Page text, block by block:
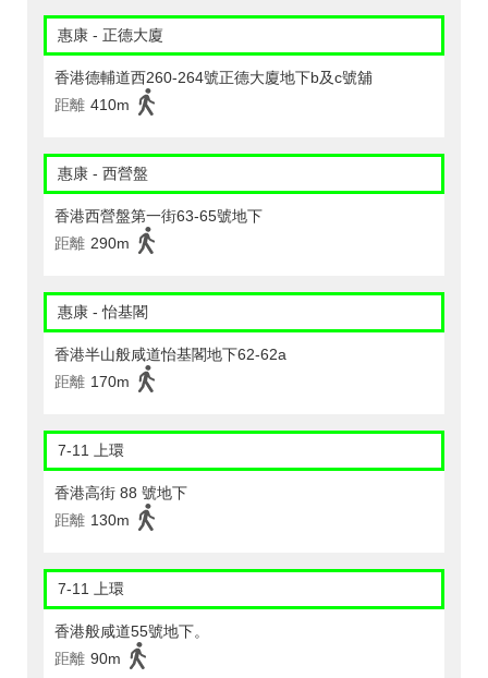
惠康 - 正德大廈
香港德輔道西260-264號正德大廈地下b及c號舖
距離 410m
惠康 - 西營盤
香港西營盤第一街63-65號地下
距離 290m
惠康 - 怡基閣
香港半山般咸道怡基閣地下62-62a
距離 170m
7-11 上環
香港高街 88 號地下
距離 130m
7-11 上環
香港般咸道55號地下。
距離 90m